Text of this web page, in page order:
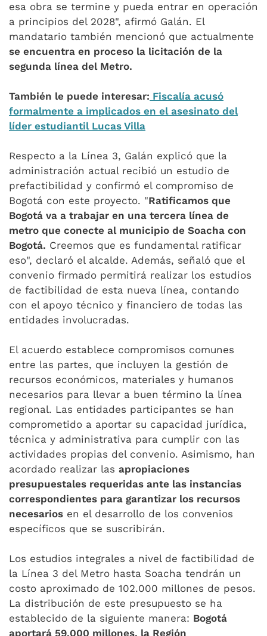
esa obra se termine y pueda entrar en operación
a principios del 2028", afirmó Galán. El
mandatario también mencionó que actualmente
se encuentra en proceso la licitación de la
segunda línea del Metro.
También le puede interesar: Fiscalía acusó
formalmente a implicados en el asesinato del
líder estudiantil Lucas Villa
Respecto a la Línea 3, Galán explicó que la
administración actual recibió un estudio de
prefactibilidad y confirmó el compromiso de
Bogotá con este proyecto. "Ratificamos que
Bogotá va a trabajar en una tercera línea de
metro que conecte al municipio de Soacha con
Bogotá. Creemos que es fundamental ratificar
eso", declaró el alcalde. Además, señaló que el
convenio firmado permitirá realizar los estudios
de factibilidad de esta nueva línea, contando
con el apoyo técnico y financiero de todas las
entidades involucradas.
El acuerdo establece compromisos comunes
entre las partes, que incluyen la gestión de
recursos económicos, materiales y humanos
necesarios para llevar a buen término la línea
regional. Las entidades participantes se han
comprometido a aportar su capacidad jurídica,
técnica y administrativa para cumplir con las
actividades propias del convenio. Asimismo, han
acordado realizar las apropiaciones
presupuestales requeridas ante las instancias
correspondientes para garantizar los recursos
necesarios en el desarrollo de los convenios
específicos que se suscribirán.
Los estudios integrales a nivel de factibilidad de
la Línea 3 del Metro hasta Soacha tendrán un
costo aproximado de 102.000 millones de pesos.
La distribución de este presupuesto se ha
establecido de la siguiente manera: Bogotá
aportará 59.000 millones, la Región